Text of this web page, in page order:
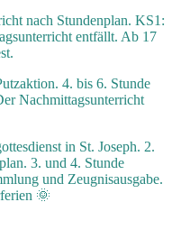
nach Stundenplan. KS1:
entfällt. Ab 17
4. bis 6. Stunde
Nachmittagsunterricht
in St. Joseph. 2.
3. und 4. Stunde
und Zeugnisausgabe.
🌞